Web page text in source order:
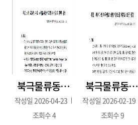
북극물류동향 115호(2026.4.22./3~4월호)
작성일 2026-04-23
조회수4
북극물류동향 114호(2026 1월호 2월호 / 2026.2.19. 발간)
작성일 2026-02-19
조회수9